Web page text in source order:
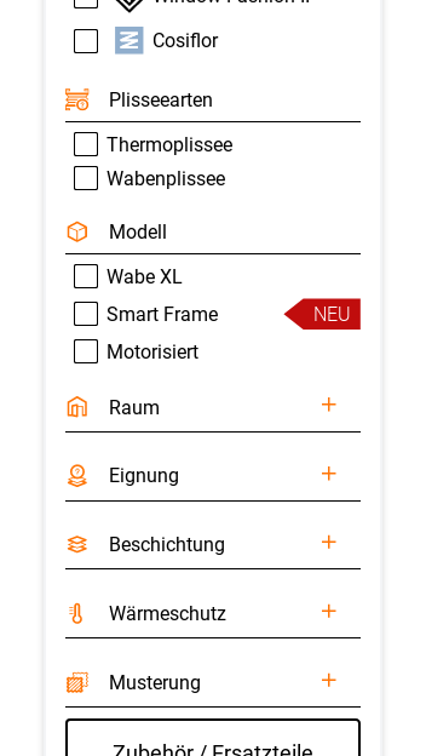
Cosiflor
Plisseearten
Thermoplissee
Wabenplissee
Modell
Wabe XL
Smart Frame
NEU
Motorisiert
Raum
Eignung
Beschichtung
Wärmeschutz
Musterung